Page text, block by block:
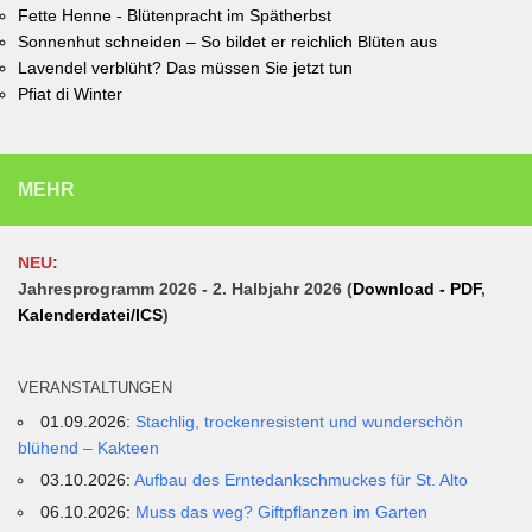
Fette Henne - Blütenpracht im Spätherbst
Sonnenhut schneiden – So bildet er reichlich Blüten aus
Lavendel verblüht? Das müssen Sie jetzt tun
Pfiat di Winter
MEHR
NEU:
Jahresprogramm 2026 - 2. Halbjahr 2026 (Download - PDF,
Kalenderdatei/ICS)
VERANSTALTUNGEN
01.09.2026: Stachlig, trockenresistent und wunderschön
blühend – Kakteen
03.10.2026:Aufbau des Erntedankschmuckes für St. Alto
06.10.2026: Muss das weg? Giftpflanzen im Garten